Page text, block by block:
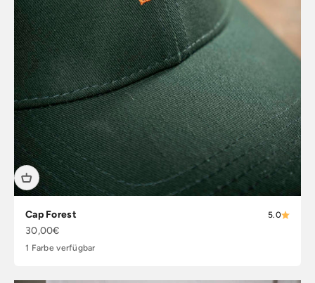
Cap Forest 5.0
Angebot
30,00€
1 Farbe verfügbar